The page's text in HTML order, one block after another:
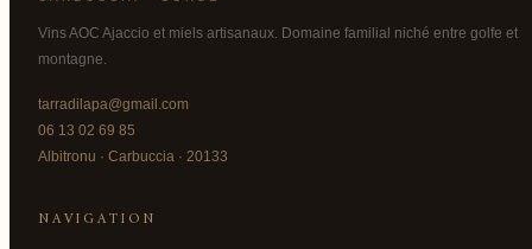
Vins AOC Ajaccio et miels artisanaux. Domaine familial niché entre golfe et
montagne.
tarradilapa@gmail.com
06 13 02 69 85
Albitronu · Carbuccia · 20133
NAVIGATION